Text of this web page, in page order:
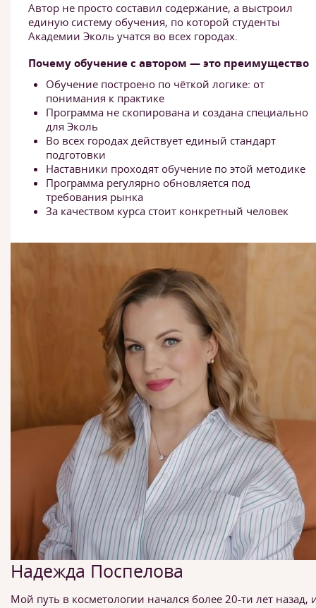
Автор не просто составил содержание, а выстроил
единую систему обучения, по которой студенты
Академии Эколь учатся во всех городах.
Почему обучение с автором — это преимущество
Обучение построено по чёткой логике: от
понимания к практике
Программа не скопирована и создана специально
для Эколь
Во всех городах действует единый стандарт
подготовки
Наставники проходят обучение по этой методике
Программа регулярно обновляется под
требования рынка
За качеством курса стоит конкретный человек
Надежда Поспелова
Мой путь в косметологии начался более 20-ти лет назад,